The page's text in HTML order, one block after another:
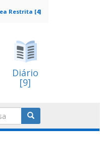
Restrita [4]
Diário
[9]